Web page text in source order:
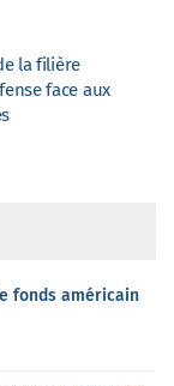
la filière
face aux
fonds américain